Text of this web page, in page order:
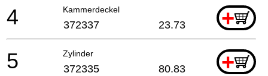
Kammerdeckel +
4 372337 23.73
Zylinder +
5 372335 80.83